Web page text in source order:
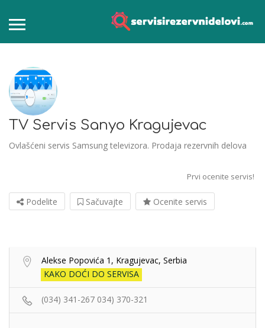
TV Servis Sanyo Kragujevac
Ovlašćeni servis Samsung televizora. Prodaja rezervnih delova
Prvi ocenite servis!
Podelite Sačuvajte Ocenite servis
Alekse Popovića 1, Kragujevac, Serbia
KAKO DOĆI DO SERVISA
(034) 341-267 034) 370-321